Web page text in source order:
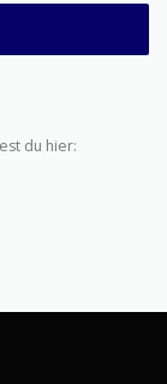
du hier: